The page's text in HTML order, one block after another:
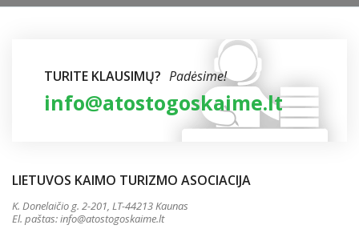
TURITE KLAUSIMŲ? Padėsime!
info@atostogoskaime.lt
LIETUVOS KAIMO TURIZMO ASOCIACIJA
K. Donelaičio g. 2-201, LT-44213 Kaunas
El. paštas:info@atostogoskaime.lt